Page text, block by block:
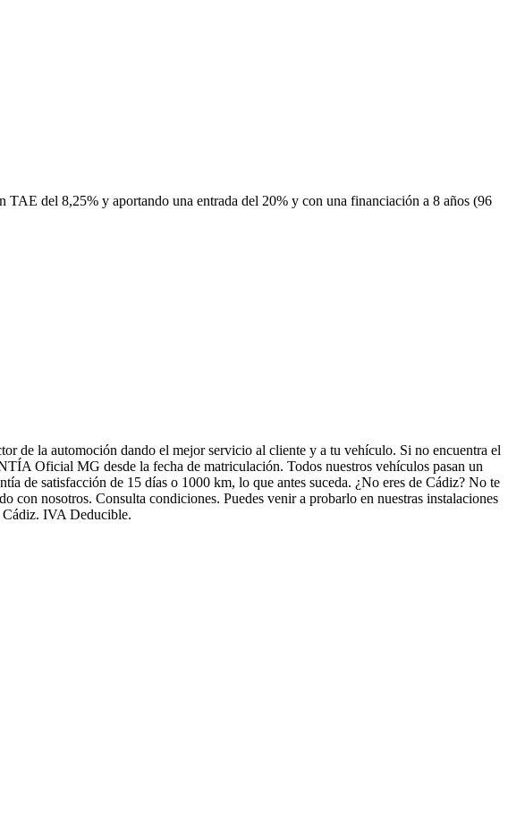
del 8,25% y aportando una entrada del 20% y con una financiación a 8 años (96
de la automoción dando el mejor servicio al cliente y a tu vehículo. Si no encuentra el
Oficial MG desde la fecha de matriculación. Todos nuestros vehículos pasan un
de satisfacción de 15 días o 1000 km, lo que antes suceda. ¿No eres de Cádiz? No te
nosotros. Consulta condiciones. Puedes venir a probarlo en nuestras instalaciones
Cádiz. IVA Deducible.